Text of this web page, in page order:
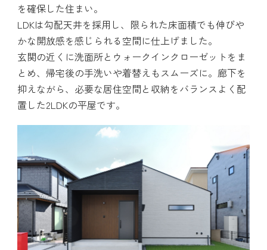
を確保した住まい。
LDKは勾配天井を採用し、限られた床面積でも伸びや
かな開放感を感じられる空間に仕上げました。
玄関の近くに洗面所とウォークインクローゼットをま
とめ、帰宅後の手洗いや着替えもスムーズに。廊下を
抑えながら、必要な居住空間と収納をバランスよく配
置した2LDKの平屋です。